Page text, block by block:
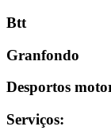
Btt
Granfondo
Desportos
Serviços: